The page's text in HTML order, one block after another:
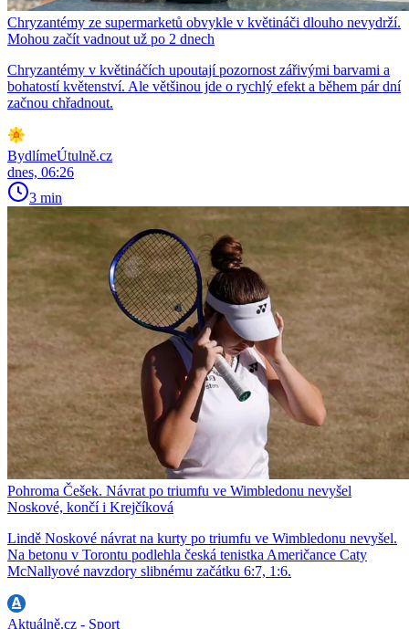
Chryzantémy ze supermarketů obvykle v květináči dlouho nevydrží.
Mohou začít vadnout už po 2 dnech
Chryzantémy v květináčích upoutají pozornost zářivými barvami a
bohatostí květenství. Ale většinou jde o rychlý efekt a během pár dní
začnou chřadnout.
BydlímeÚtulně.cz
dnes, 06:26
3 min
Pohroma Češek. Návrat po triumfu ve Wimbledonu nevyšel
Noskové, končí i Krejčíková
Lindě Noskové návrat na kurty po triumfu ve Wimbledonu nevyšel.
Na betonu v Torontu podlehla česká tenistka Američance Caty
McNallyové navzdory slibnému začátku 6:7, 1:6.
Aktuálně.cz - Sport